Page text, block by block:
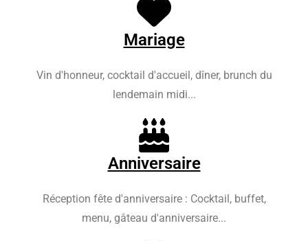
Mariage
Vin d'honneur, cocktail d'accueil, dîner, brunch du
lendemain midi...
Anniversaire
Réception fête d'anniversaire : Cocktail, buffet,
menu, gâteau d'anniversaire...